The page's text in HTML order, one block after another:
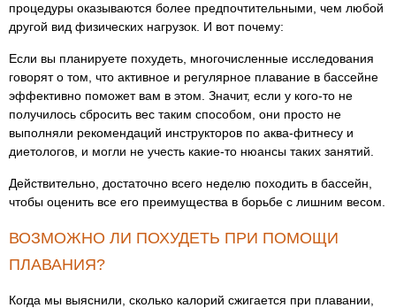
процедуры оказываются более предпочтительными, чем любой
другой вид физических нагрузок. И вот почему:
Если вы планируете похудеть, многочисленные исследования
говорят о том, что активное и регулярное плавание в бассейне
эффективно поможет вам в этом. Значит, если у кого-то не
получилось сбросить вес таким способом, они просто не
выполняли рекомендаций инструкторов по аква-фитнесу и
диетологов, и могли не учесть какие-то нюансы таких занятий.
Действительно, достаточно всего неделю походить в бассейн,
чтобы оценить все его преимущества в борьбе с лишним весом.
ВОЗМОЖНО ЛИ ПОХУДЕТЬ ПРИ ПОМОЩИ
ПЛАВАНИЯ?
Когда мы выяснили, сколько калорий сжигается при плавании,